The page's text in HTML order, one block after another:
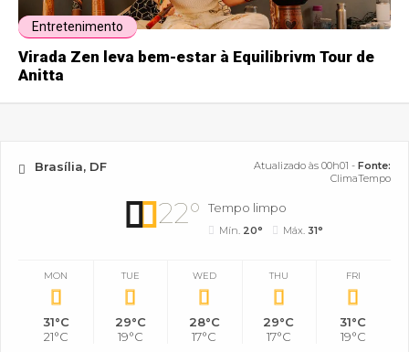
Entretenimento
Virada Zen leva bem-estar à Equilibrivm Tour de
Anitta
Brasília, DF Atualizado às 00h01 - Fonte:
ClimaTempo
22° Tempo limpo
Mín. 20° Máx. 31°
MON
31°C
21°C
TUE
29°C
19°C
WED
28°C
17°C
THU
29°C
17°C
FRI
31°C
19°C